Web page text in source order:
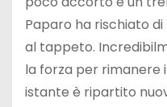
Paparo ha rischiato
al tappeto.
la forza per rimanere
istante è ripartito